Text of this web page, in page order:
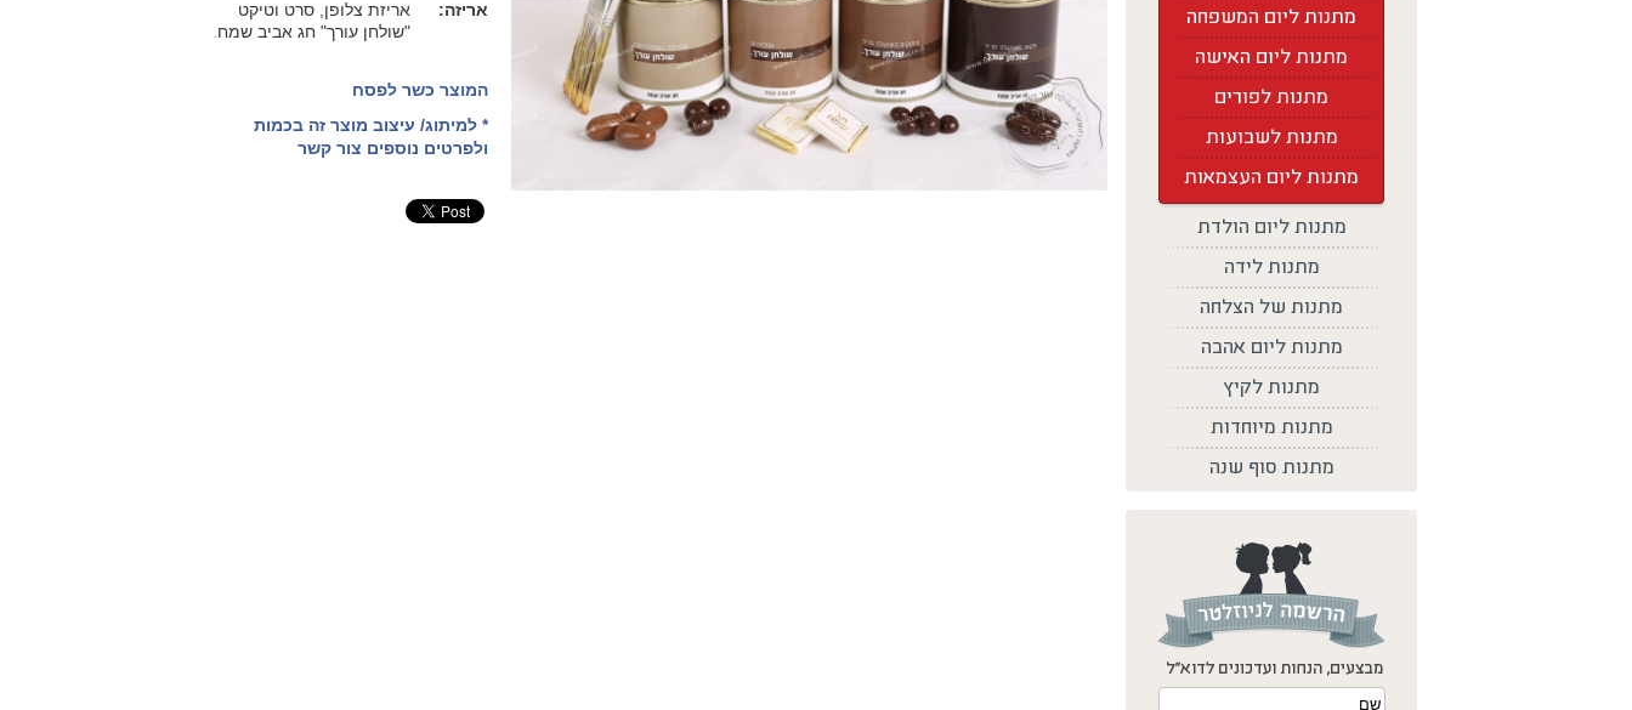
אריזה:
אריזת צלופן, סרט וטיקט
"שולחן עורך" חג אביב שמח.
המוצר כשר לפסח
* למיתוג/ עיצוב מוצר זה בכמות
ולפרטים נוספים צור קשר
מתנות ליום המשפחה
מתנות ליום האישה
מתנות לפורים
מתנות לשבועות
מתנות ליום העצמאות
מתנות ליום הולדת
מתנות לידה
מתנות של הצלחה
מתנות ליום אהבה
מתנות לקיץ
מתנות מיוחדות
מתנות סוף שנה